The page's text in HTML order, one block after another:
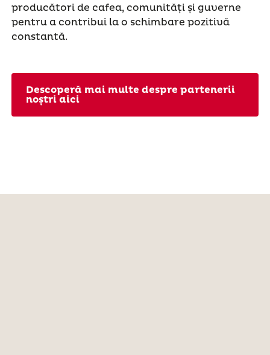
producători de cafea, comunități și guverne
pentru a contribui la o schimbare pozitivă
constantă.
Descoperă mai multe despre partenerii
noștri aici